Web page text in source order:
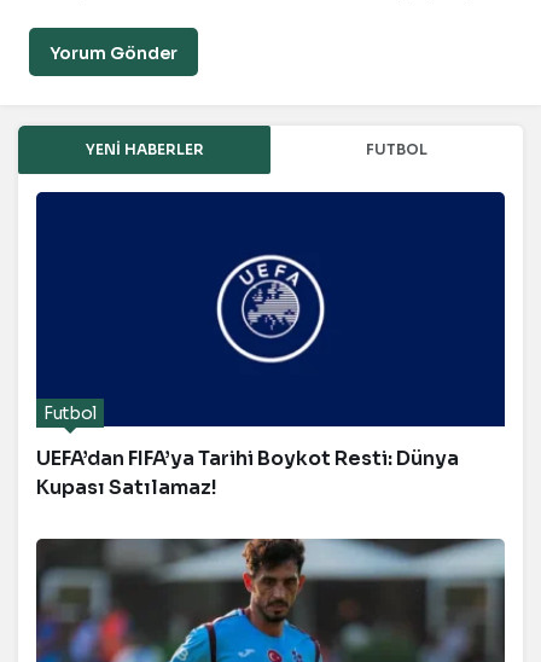
Yorum Gönder
YENI HABERLER FUTBOL
Futbol
UEFA’dan FIFA’ya Tarihi Boykot Resti: Dünya
Kupası Satılamaz!